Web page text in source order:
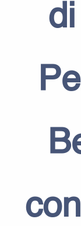
di
con